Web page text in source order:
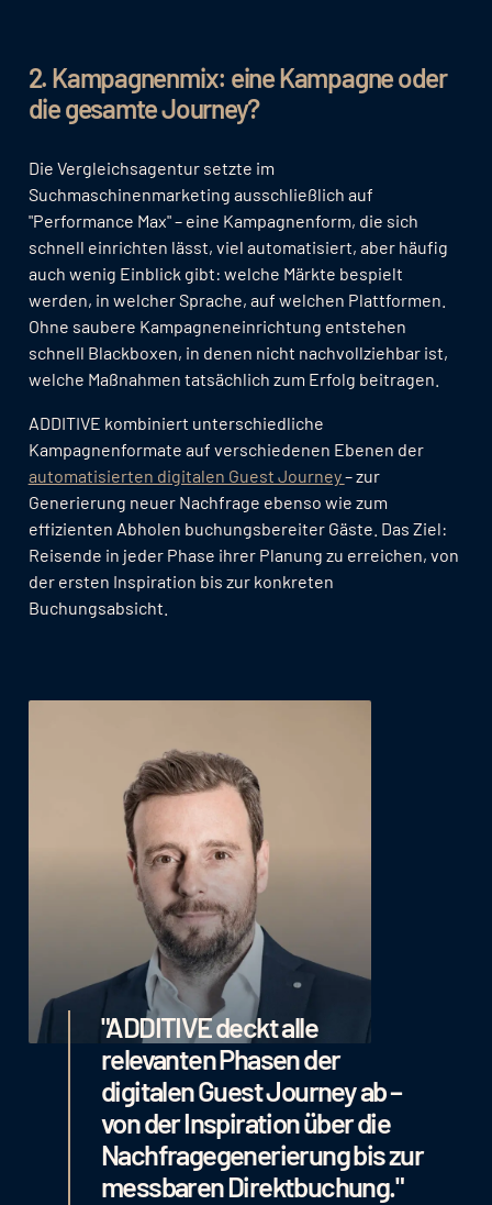
2. Kampagnenmix: eine Kampagne oder
die gesamte Journey?
Die Vergleichsagentur setzte im
Suchmaschinenmarketing ausschließlich auf
"Performance Max" – eine Kampagnenform, die sich
schnell einrichten lässt, viel automatisiert, aber häufig
auch wenig Einblick gibt: welche Märkte bespielt
werden, in welcher Sprache, auf welchen Plattformen.
Ohne saubere Kampagneneinrichtung entstehen
schnell Blackboxen, in denen nicht nachvollziehbar ist,
welche Maßnahmen tatsächlich zum Erfolg beitragen.
ADDITIVE kombiniert unterschiedliche
Kampagnenformate auf verschiedenen Ebenen der
automatisierten digitalen Guest Journey– zur
Generierung neuer Nachfrage ebenso wie zum
effizienten Abholen buchungsbereiter Gäste. Das Ziel:
Reisende in jeder Phase ihrer Planung zu erreichen, von
der ersten Inspiration bis zur konkreten
Buchungsabsicht.
"ADDITIVE deckt alle
relevanten Phasen der
digitalen Guest Journey ab –
von der Inspiration über die
Nachfragegenerierung bis zur
messbaren Direktbuchung."